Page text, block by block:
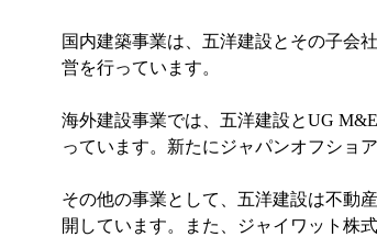
国内建築事業は、五洋建設とその子会
営を行っています。
海外建設事業では、五洋建設とUG
っています。新たにジャパンオフショ
その他の事業として、五洋建設は不動
開しています。また、ジャイワット株